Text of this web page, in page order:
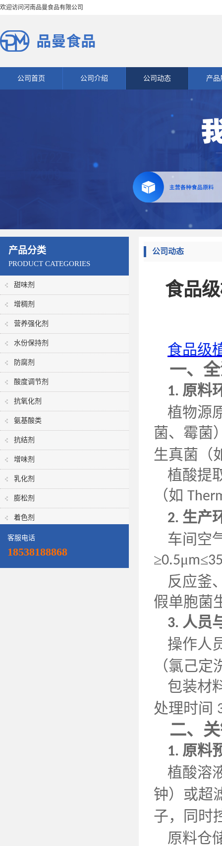
欢迎访问河南品曼食品有限公司
公司首页 公司介绍 公司动态 产品
产品分类
PRODUCT CATEGORIES
甜味剂
增稠剂
营养强化剂
水份保持剂
防腐剂
酸度调节剂
抗氧化剂
氨基酸类
抗结剂
增味剂
乳化剂
膨松剂
着色剂
客服电话
18538188868
公司动态
食品
食品级
一、
1. 原料
植物源
菌、霉菌
生真菌（
植酸提
（如
2. 生产
车间空
≥0.5μm≤
反应釜
假单胞菌
3. 人员
操作人
（氯己
包装材
处理时间
二、
1. 原料
植酸溶
钟）或超
子，同时
原料仓